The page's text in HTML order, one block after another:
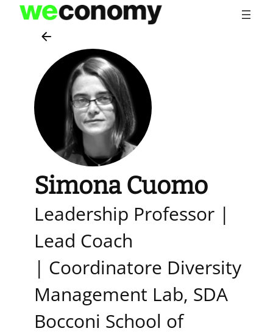
Vai
Simona Cuomo
Leadership Professor |
Lead Coach
| Coordinatore Diversity
Management Lab, SDA
Bocconi School of